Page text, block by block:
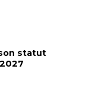
statut